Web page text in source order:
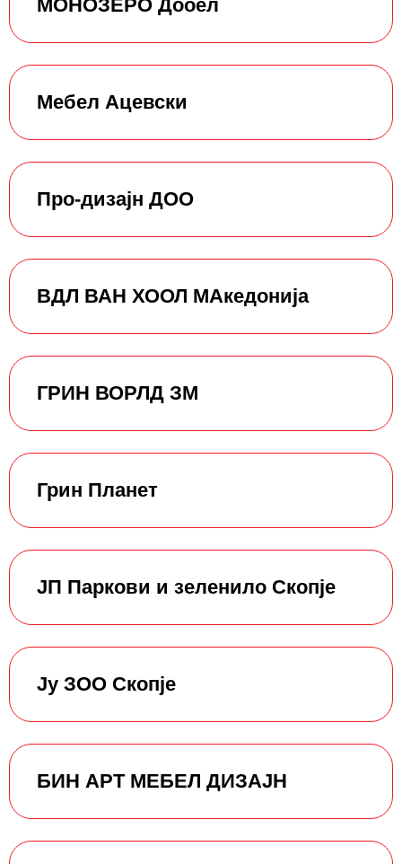
МОНОЗЕРО Дооел
Мебел Ацевски
Про-дизајн ДОО
ВДЛ ВАН ХООЛ МАкедонија
ГРИН ВОРЛД ЗМ
Грин Планет
ЈП Паркови и зеленило Скопје
Ју ЗОО Скопје
БИН АРТ МЕБЕЛ ДИЗАЈН